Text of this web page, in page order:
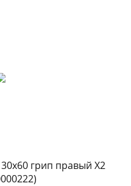
грип правый X2